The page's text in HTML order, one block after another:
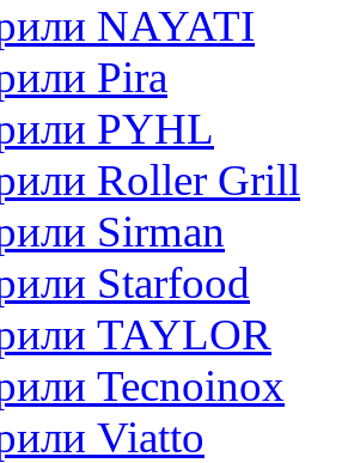
NAYATI
Pira
PYHL
Roller Grill
Sirman
Starfood
TAYLOR
Tecnoinox
Viatto